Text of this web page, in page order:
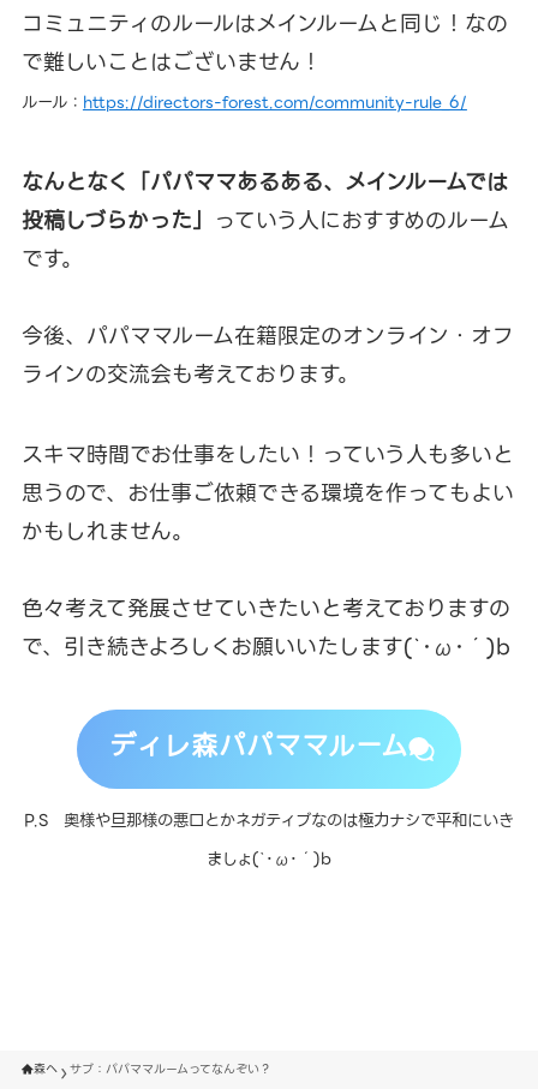
コミュニティのルールはメインルームと同じ！なの
で難しいことはございません！
ルール： https://directors-forest.com/community-rule_6/
なんとなく「パパママあるある、メインルームでは
投稿しづらかった」 っていう人におすすめのルーム
です。
今後、パパママルーム在籍限定のオンライン・オフ
ラインの交流会も考えております。
スキマ時間でお仕事をしたい！っていう人も多いと
思うので、 お仕事ご依頼できる環境を作ってもよい
かもしれません。
色々考えて発展させていきたいと考えておりますの
で、 引き続きよろしくお願いいたします(`･ω･´)b
ディレ森パパママルーム
P.S 奥様や旦那様の悪口とかネガティブなのは極力ナシで平和にいき
ましょ(`･ω･´)b
森へ サブ：パパママルームってなんぞい？